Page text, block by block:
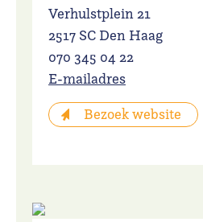
Verhulstplein 21
2517 SC Den Haag
070 345 04 22
E-mailadres
Bezoek website